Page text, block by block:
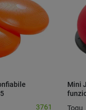
3761
Mini
Togu